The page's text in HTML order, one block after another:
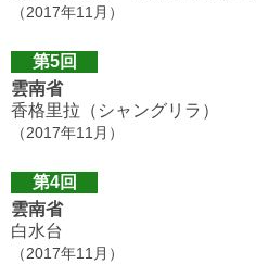
（2017年11月）
第5回
雲南省
香格里拉（シャングリラ）
（2017年11月）
第4回
雲南省
白水台
（2017年11月）